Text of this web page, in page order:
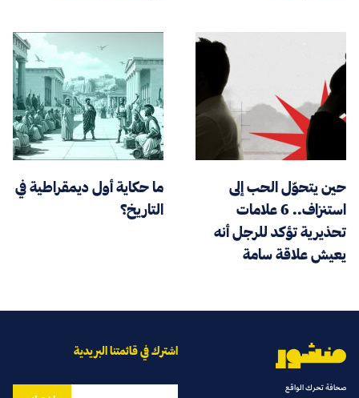
حين يتحوّل الحب إلى
استنزاف.. 6 علامات
تحذيرية تؤكد للرجل أنه
يعيش علاقة سامة
ما حكاية أول ديمقراطية في
التاريخ؟
صحافة تحرك الواقع
اشترك في قائمتنا البريدية